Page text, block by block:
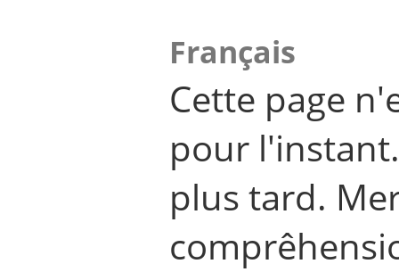
Français
Cette page
pour
plus tard.